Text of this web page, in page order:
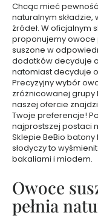
e
m
y
d
o
t
w
a
r
z
y
T
n
k
Chcąc mieć
naturalnym
źródeł. W oficjalnym
proponujemy owoce
suszone w
dodatków decyduje
natomiast decyduje
Precyzyjny wybór
zróżnicowanej grupy
naszej ofercie
Twoje preferencje!
najprostszej postaci
Sklepie BeBio batony
słodyczy to
bakaliami i miodem.
Owoce
pełnia